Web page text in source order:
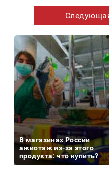
В магазинах России
ажиотаж из-за этого
продукта: что купить?